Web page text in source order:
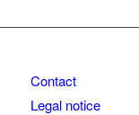
Contact
Legal notice